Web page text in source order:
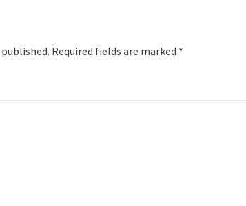
Required fields are marked *